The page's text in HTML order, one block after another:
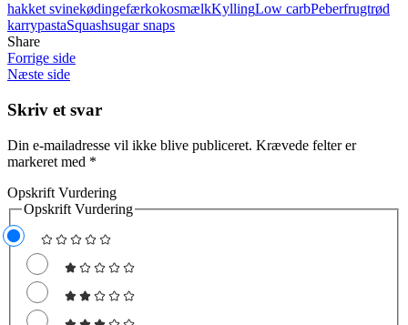
hakket svinekødingefærkokosmælkKyllingLow carbPeberfrugtrød
karrypastaSquashsugar snaps
Share
Forrige side
Næste side
Skriv et svar
Din e-mailadresse vil ikke blive publiceret. Krævede felter er
markeret med *
Opskrift Vurdering
Opskrift Vurdering